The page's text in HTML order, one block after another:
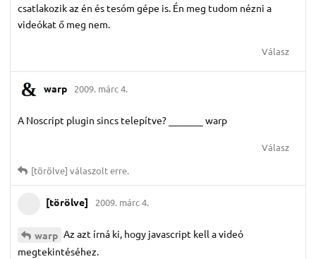
csatlakozik az én és tesóm gépe is. Én meg tudom nézni a
videókat ő meg nem.
Válasz
warp 2009. márc 4.
A Noscript plugin sincs telepítve? _______ warp
Válasz
[törölve] válaszolt erre.
[törölve] 2009. márc 4.
warp Az azt írná ki, hogy javascript kell a videó
megtekintéséhez.